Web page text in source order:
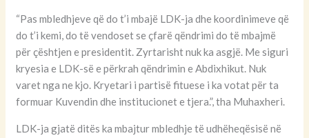
“Pas mbledhjeve që do t’i mbajë LDK-ja dhe koordinimeve që
do t’i kemi, do të vendoset se çfarë qëndrimi do të mbajmë
për çështjen e presidentit. Zyrtarisht nuk ka asgjë. Me siguri
kryesia e LDK-së e përkrah qëndrimin e Abdixhikut. Nuk
varet nga ne kjo. Kryetari i partisë fituese i ka votat për ta
formuar Kuvendin dhe institucionet e tjera.”, tha Muhaxheri.
LDK-ja gjatë ditës ka mbajtur mbledhje të udhëheqësisë në